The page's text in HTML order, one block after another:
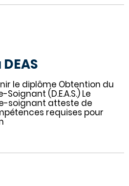
le diplôme Obtention du
(D.E.A.S.) Le
soignant atteste de
requises pour